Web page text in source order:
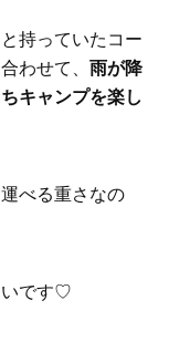
持っていたコー
わせて、 雨が降
キャンプを楽し
べる重さなの
です♡